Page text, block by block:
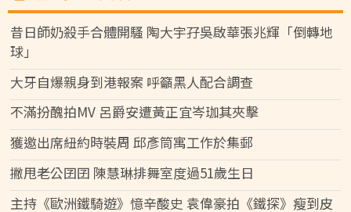
昔日師奶殺手合體開騷 陶大宇孖吳啟華張兆輝「倒轉地
球」
大牙自爆親身到港報案 呼籲黑人配合調查
不滿扮醜拍MV 呂爵安遭黃正宜岑珈其夾擊
獲邀出席紐約時裝周 邱彥筒寓工作於集郵
撇甩老公囝囝 陳慧琳排舞室度過51歲生日
主持《歐洲鐵騎遊》憶辛酸史 袁偉豪拍《鐵探》瘦到皮